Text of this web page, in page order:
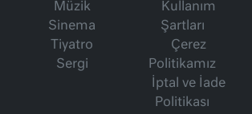
Müzik
Sinema
Tiyatro
Sergi
Kullanım
Şartları
Çerez
Politikamız
İptal ve İade
Politikası